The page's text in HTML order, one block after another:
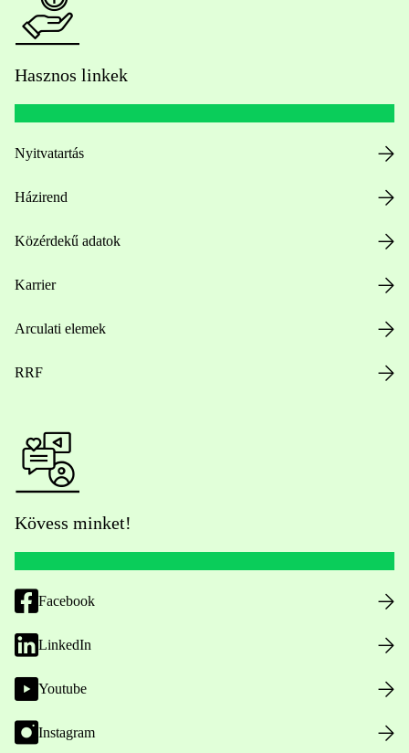
Hasznos linkek
Nyitvatartás
Házirend
Közérdekű adatok
Karrier
Arculati elemek
RRF
Kövess minket!
Facebook
LinkedIn
Youtube
Instagram